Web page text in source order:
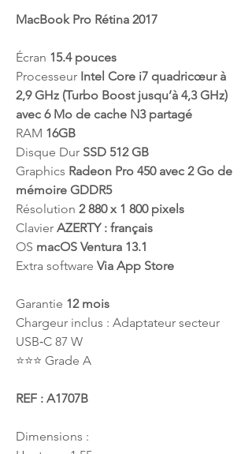
MacBook Pro Rétina 2017
Écran 15.4 pouces
Processeur Intel Core i7 quadricœur à
2,9 GHz (Turbo Boost jusqu’à 4,3 GHz)
avec 6 Mo de cache N3 partagé
RAM 16GB
Disque Dur SSD 512 GB
Graphics Radeon Pro 450 avec 2 Go de
mémoire GDDR5
Résolution 2 880 x 1 800 pixels
Clavier AZERTY : français
OS macOS Ventura 13.1
Extra software Via App Store
Garantie 12 mois
Chargeur inclus : Adaptateur secteur
USB‑C 87 W
⭐️⭐️⭐️ Grade A
REF : A1707B
Dimensions :